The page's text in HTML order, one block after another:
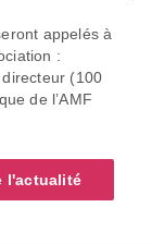
appelés à
:
(100
de l’AMF
l'actualité